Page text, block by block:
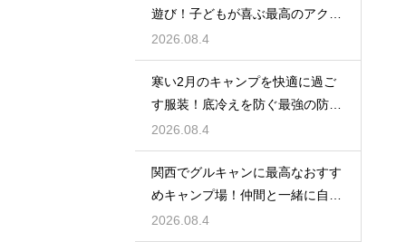
遊び！子どもが喜ぶ最高のアクテ
ィビティ
2026.08.4
寒い2月のキャンプを快適に過ご
す服装！底冷えを防ぐ最強の防寒
対策とは？
2026.08.4
関西でグルキャンに最高なおすす
めキャンプ場！仲間と一緒に自然
を満喫する
2026.08.4